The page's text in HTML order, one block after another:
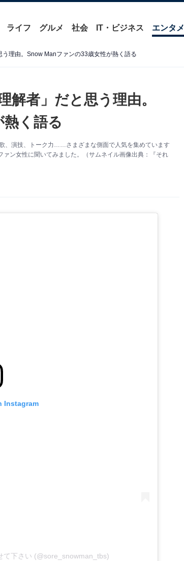
ライフ グルメ 社会 IT・ビジネス エンタメ
理由。Snow Manファンの33歳女性が熱く語る
解者」だと思う理由。
く語る
、演技、トーク力……さまざまな側面で人気を集めています
ン女性に聞いてみました。（サムネイル画像出典：『それ
Instagram
て下さい (@sore_snowman_tbs)